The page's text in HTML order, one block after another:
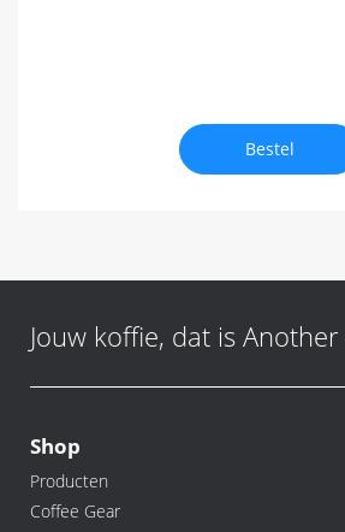
Bestel
Jouw koffie, dat is
Shop
Producten
Coffee Gear